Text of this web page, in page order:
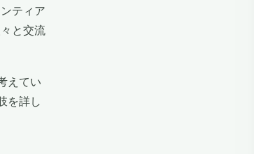
ティア
と交流
えてい
を詳し